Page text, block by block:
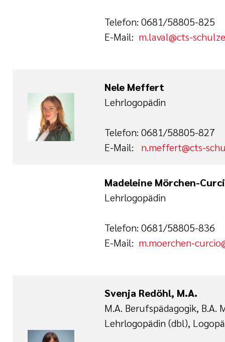
Telefon: 0681/58805-825
E-Mail: m.laval@cts-
Nele Meffert
Lehrlogopädin
Telefon: 0681/58805-827
E-Mail: n.meffert@cts-
Madeleine Mörchen-
Lehrlogopädin
Telefon: 0681/58805-836
E-Mail: m.moerchen-
Svenja Redöhl, M.A.
M.A. Berufspädagogik, B.A.
Lehrlogopädin (dbl),